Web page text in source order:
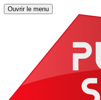
Ouvrir le menu